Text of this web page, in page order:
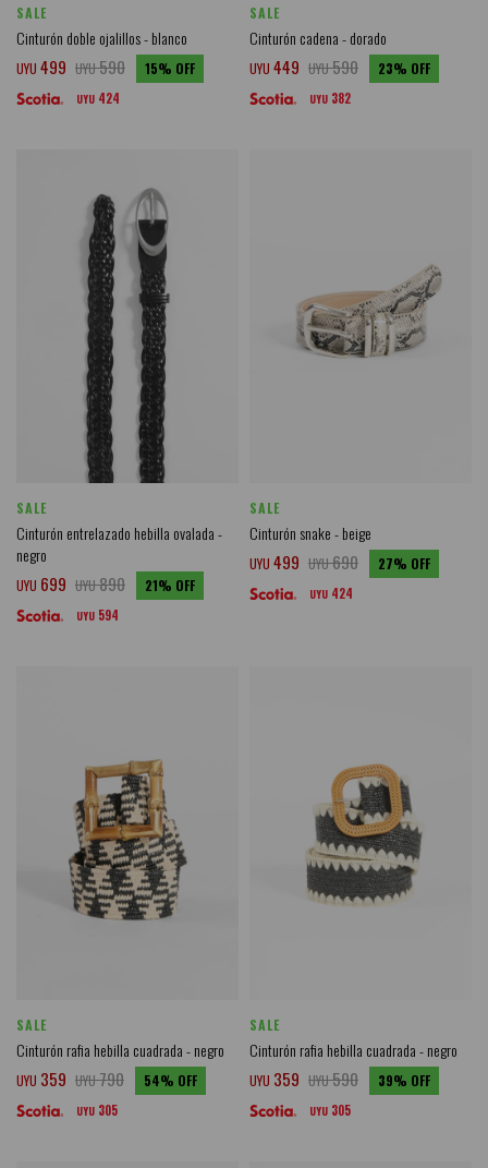
SALE
Cinturón doble ojalillos - blanco
UYU 499 UYU590 15
UYU 424
SALE
Cinturón cadena - dorado
UYU 449 UYU590 23
UYU 382
SALE
Cinturón entrelazado hebilla ovalada -
negro
UYU 699 UYU890 21
UYU 594
SALE
Cinturón snake - beige
UYU 499 UYU690 27
UYU 424
SALE
Cinturón rafia hebilla cuadrada - negro
UYU 359 UYU790 54
UYU 305
SALE
Cinturón rafia hebilla cuadrada - negro
UYU 359 UYU590 39
UYU 305